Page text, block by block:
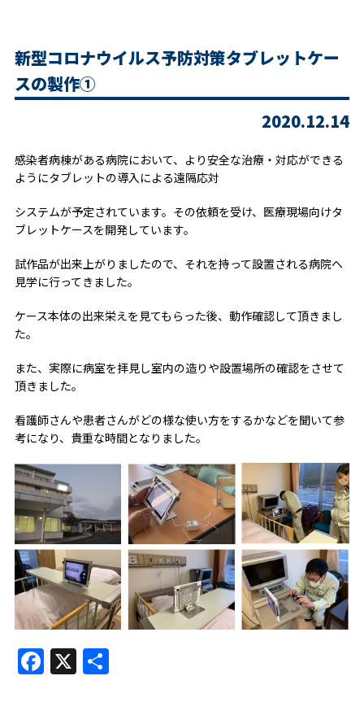
新型コロナウイルス予防対策タブレットケー
スの製作①
2020.12.14
感染者病棟がある病院において、より安全な治療・対応ができる
ようにタブレットの導入による遠隔応対
システムが予定されています。その依頼を受け、医療現場向けタ
ブレットケースを開発しています。
試作品が出来上がりましたので、それを持って設置される病院へ
見学に行ってきました。
ケース本体の出来栄えを見てもらった後、動作確認して頂きまし
た。
また、実際に病室を拝見し室内の造りや設置場所の確認をさせて
頂きました。
看護師さんや患者さんがどの様な使い方をするかなどを聞いて参
考になり、貴重な時間となりました。
Facebook
X 共
有